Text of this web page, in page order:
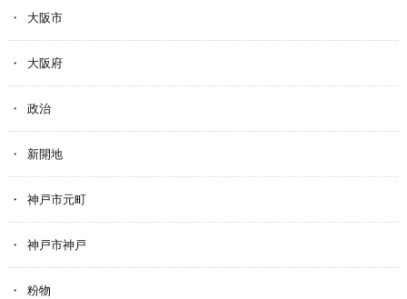
大阪市
大阪府
政治
新開地
神戸市元町
神戸市神戸
粉物